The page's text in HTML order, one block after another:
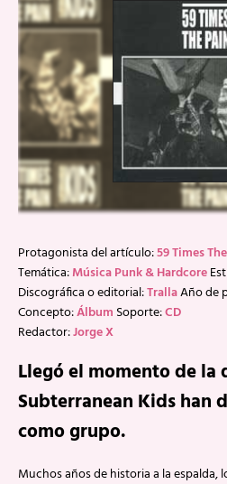
Protagonista del artículo:59 Times
Temática:Música Punk & Hardcore
Discográfica o editorial:TrallaAño de
Concepto:Álbum Soporte:CD
Redactor:Jorge X
Llegó el momento de la
Subterranean Kids han
como grupo.
Muchos años de historia a la espalda,